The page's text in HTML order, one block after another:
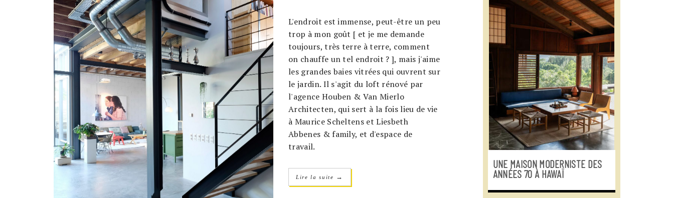
L'endroit est immense, peut-être un peu
trop à mon goût [ et je me demande
toujours, très terre à terre, comment
on chauffe un tel endroit ? ], mais j'aime
les grandes baies vitrées qui ouvrent sur
le jardin. Il s'agit du loft rénové par
l'agence Houben & Van Mierlo
Architecten, qui sert à la fois lieu de vie
à Maurice Scheltens et Liesbeth
Abbenes & family, et d'espace de
travail.
Lire la suite →
UNE MAISON MODERNISTE DES
ANNÉES 70 À HAWAÏ